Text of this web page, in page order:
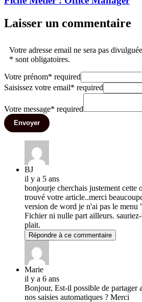
Laisser un commentaire
Votre adresse email ne sera pas
* sont obligatoires.
Votre prénom* required
Saisissez votre email* required
Votre message* required
Envoyer
BJ
il y a 5 ans
bonjourje cherchais justement cette
trouvé votre article..merci
version de word je n'ai pas le
Fichier ni nulle part ailleurs.
plait.
Répondre à ce commentaire
Marie
il y a 6 ans
Bonjour, Est-il possible de partager
nos saisies automatiques ? Merci